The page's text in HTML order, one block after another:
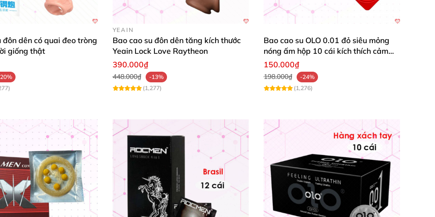
, kéo dài thời gian khi quan hệ, mang lại khoái cảm cao hơn cho nữ giới
đối
su đôn dên có dây đeo Baile Brave man mang lại cảm giác táo bạo
su đôn dên có dây đeo Baile Brave Man:
đôn dên có quai đeo tròng
giống thật
YEAIN
Bao cao su đôn dên tăng kích thước
Yeain Lock Love Raytheon
390.000₫
448.000₫
-13%
(1,277)
Bao cao su OLO 0.01 đỏ siêu mỏng
nóng ấm hộp 10 cái kích thích cảm
giác
150.000₫
198.000₫
-24%
(1,276)